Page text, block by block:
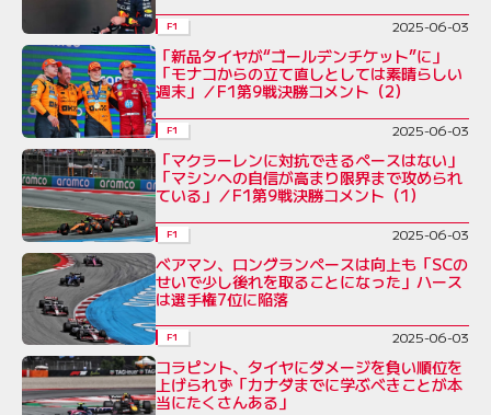
F1 2025-06-03
「新品タイヤが“ゴールデンチケット”に」
「モナコからの立て直しとしては素晴らしい
週末」／F1第9戦決勝コメント（2）
F1 2025-06-03
「マクラーレンに対抗できるペースはない」
「マシンへの自信が高まり限界まで攻められ
ている」／F1第9戦決勝コメント（1）
F1 2025-06-03
ベアマン、ロングランペースは向上も「SCの
せいで少し後れを取ることになった」ハース
は選手権7位に陥落
F1 2025-06-03
コラピント、タイヤにダメージを負い順位を
上げられず「カナダまでに学ぶべきことが本
当にたくさんある」